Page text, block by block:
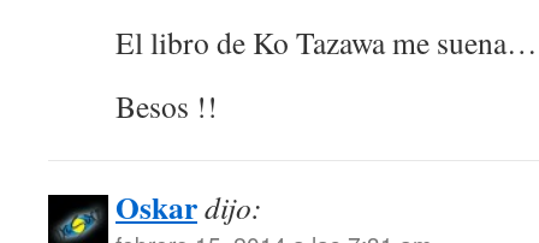
El libro de Ko Tazawa me
Besos !!
Oskardijo: